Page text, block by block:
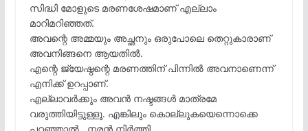
സിദ്ധി മോളുടെ മരണശേഷമാണ് എല്ലാം
മാറിമറിഞ്ഞത്.
അവന്റെ അമ്മയും അച്ഛനും ഒരുപോലെ തെറ്റുകാരാണ്
അവനിങ്ങനെ ആയതിൽ.
എന്റെ ജ്യേഷ്ഠന്റെ മരണത്തിന് പിന്നിൽ അവനാണെന്ന്
എനിക്ക് ഉറപ്പാണ്.
എല്ലാവർക്കും അവൻ നഷ്ടങ്ങൾ മാത്രമേ
വരുത്തിയിട്ടുള്ളൂ. എങ്കിലും കൊല്ലുകയെന്നൊക്കെ